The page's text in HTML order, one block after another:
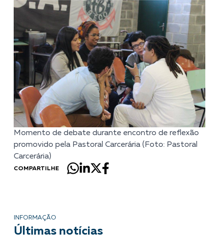
Momento de debate durante encontro de reflexão
promovido pela Pastoral Carcerária (Foto: Pastoral
Carcerária)
COMPARTILHE
INFORMAÇÃO
Últimas notícias